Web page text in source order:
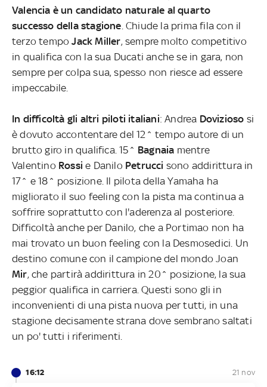
Valencia è un candidato naturale al quarto
successo della stagione . Chiude la prima fila con il
terzo tempoJack Miller, sempre molto competitivo
in qualifica con la sua Ducati anche se in gara, non
sempre per colpa sua, spesso non riesce ad essere
impeccabile.
In difficoltà gli altri piloti italiani: Andrea Dovizioso si
è dovuto accontentare del 12^ tempo autore di un
brutto giro in qualifica. 15^ Bagnaia mentre
Valentino Rossie Danilo Petrucci sono addirittura in
17^ e 18^ posizione. Il pilota della Yamaha ha
migliorato il suo feeling con la pista ma continua a
soffrire soprattutto con l'aderenza al posteriore.
Difficoltà anche per Danilo, che a Portimao non ha
mai trovato un buon feeling con la Desmosedici. Un
destino comune con il campione del mondo Joan
Mir, che partirà addirittura in 20^ posizione, la sua
peggior qualifica in carriera. Questi sono gli in
inconvenienti di una pista nuova per tutti, in una
stagione decisamente strana dove sembrano saltati
un po' tutti i riferimenti.
16:12 21 nov